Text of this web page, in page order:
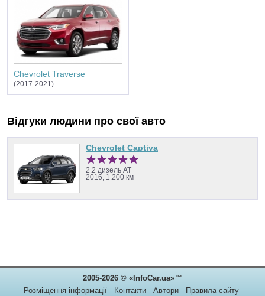
Chevrolet Traverse
(2017-2021)
Відгуки людини про свої авто
Chevrolet Captiva
2.2 дизель AT
2016, 1.200 км
2005-2026 © «InfoCar.ua»™
Розміщення інформації
Контакти Автори Правила сайту